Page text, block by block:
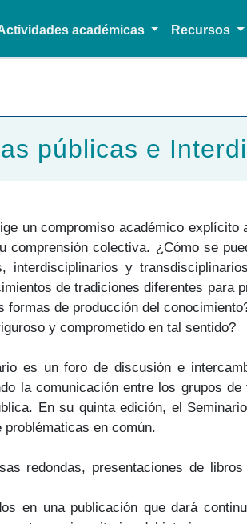
académicas Recursos
públicas e
un compromiso académico explícito
colectiva. ¿Cómo se
y
de tradiciones diferentes para
de producción del
y comprometido en tal sentido?
es un foro de discusión e
la comunicación entre los grupos
En su quinta edición, el
en común.
redondas, presentaciones de
en una publicación que dará